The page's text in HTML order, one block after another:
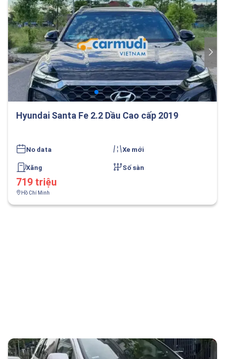
Hyundai Santa Fe 2.2 Dầu Cao cấp 2019
No data Xe mới
Xăng Số sàn
719 triệu
Hồ Chí Minh